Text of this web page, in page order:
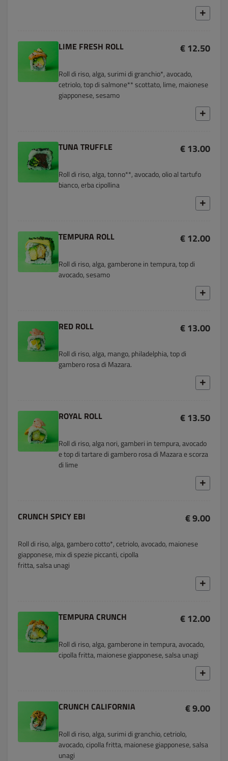
LIME FRESH ROLL € 12.50
Roll di riso, alga, surimi di granchio*, avocado,
cetriolo, top di salmone** scottato, lime, maionese
giapponese, sesamo
TUNA TRUFFLE € 13.00
Roll di riso, alga, tonno**, avocado, olio al tartufo
bianco, erba cipollina
TEMPURA ROLL € 12.00
Roll di riso, alga, gamberone in tempura, top di
avocado, sesamo
RED ROLL € 13.00
Roll di riso, alga, mango, philadelphia, top di
gambero rosa di Mazara.
ROYAL ROLL € 13.50
Roll di riso, alga nori, gamberi in tempura, avocado
e top di tartare di gambero rosa di Mazara e scorza
di lime
CRUNCH SPICY EBI € 9.00
Roll di riso, alga, gambero cotto*, cetriolo, avocado, maionese
giapponese, mix di spezie piccanti, cipolla
fritta, salsa unagi
TEMPURA CRUNCH € 12.00
Roll di riso, alga, gamberone in tempura, avocado,
cipolla fritta, maionese giapponese, salsa unagi
CRUNCH CALIFORNIA € 9.00
Roll di riso, alga, surimi di granchio, cetriolo,
avocado, cipolla fritta, maionese giapponese, salsa
unagi